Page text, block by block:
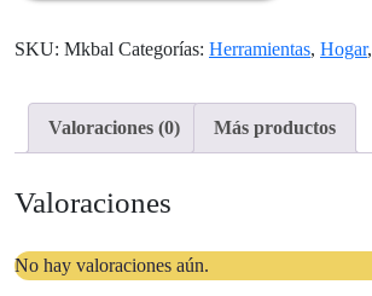
26
cantidad
SKU: Mkbal Categorías: Herramientas, Hogar,
Valoraciones (0) Más productos
Valoraciones
No hay valoraciones aún.